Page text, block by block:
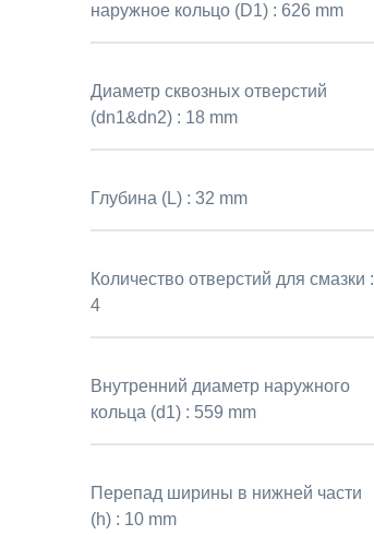
наружное кольцо (D1) :626 mm
Диаметр сквозных отверстий
(dn1&dn2) : 18 mm
Глубина (L) :32 mm
Количество отверстий для смазки :
4
Внутренний диаметр наружного
кольца (d1) : 559 mm
Перепад ширины в нижней части
(h) : 10 mm